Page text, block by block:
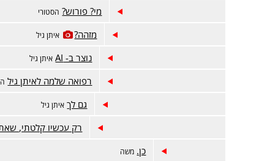
מי? פורוש? הסטורי
מזהה? איתן גיל
נוצר ב- AI איתן גיל
רפואה שלמה לאיתן גיל
גם לך איתן גיל
רק עכשיו קלטתי,
כן. משה